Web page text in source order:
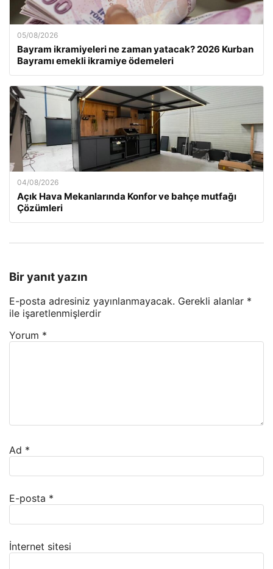
05/08/2026
Bayram ikramiyeleri ne zaman yatacak? 2026 Kurban
Bayramı emekli ikramiye ödemeleri
04/08/2026
Açık Hava Mekanlarında Konfor ve bahçe mutfağı
Çözümleri
Bir yanıt yazın
E-posta adresiniz yayınlanmayacak. Gerekli alanlar *
ile işaretlenmişlerdir
Yorum *
Ad *
E-posta *
İnternet sitesi